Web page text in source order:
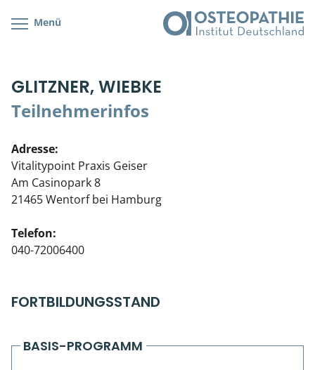
Menü
GLITZNER, WIEBKE
Teilnehmerinfos
Adresse:
Vitalitypoint Praxis Geiser
Am Casinopark 8
21465 Wentorf bei Hamburg
Telefon:
040-72006400
FORTBILDUNGSSTAND
BASIS-PROGRAMM
Cranial/Neurale Osteopathie
Parietale Osteopathie
Viszerale Osteopathie
Klinische & Praktische Kurse
Live Online-Kurse
Bonus-Programm
Veranstaltungsticket DB
Wissenswertes
Teilnehmerliste
Stellenbörse
Soziales Engagement